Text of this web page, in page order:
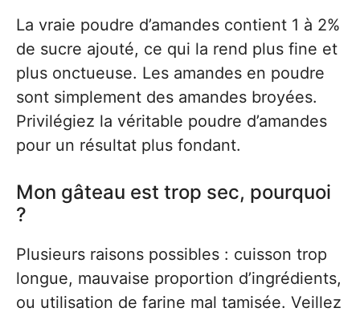
La vraie poudre d’amandes contient 1 à 2%
de sucre ajouté, ce qui la rend plus fine et
plus onctueuse. Les amandes en poudre
sont simplement des amandes broyées.
Privilégiez la véritable poudre d’amandes
pour un résultat plus fondant.
Mon gâteau est trop sec, pourquoi
?
Plusieurs raisons possibles : cuisson trop
longue, mauvaise proportion d’ingrédients,
ou utilisation de farine mal tamisée. Veillez